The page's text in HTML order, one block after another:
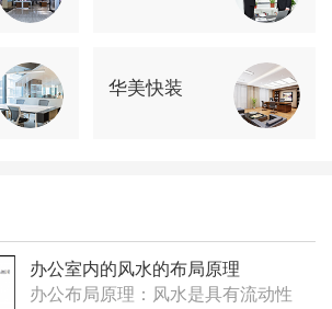
华美快装
办公室内的风水的布局原理
办公布局原理：风水是具有流动性